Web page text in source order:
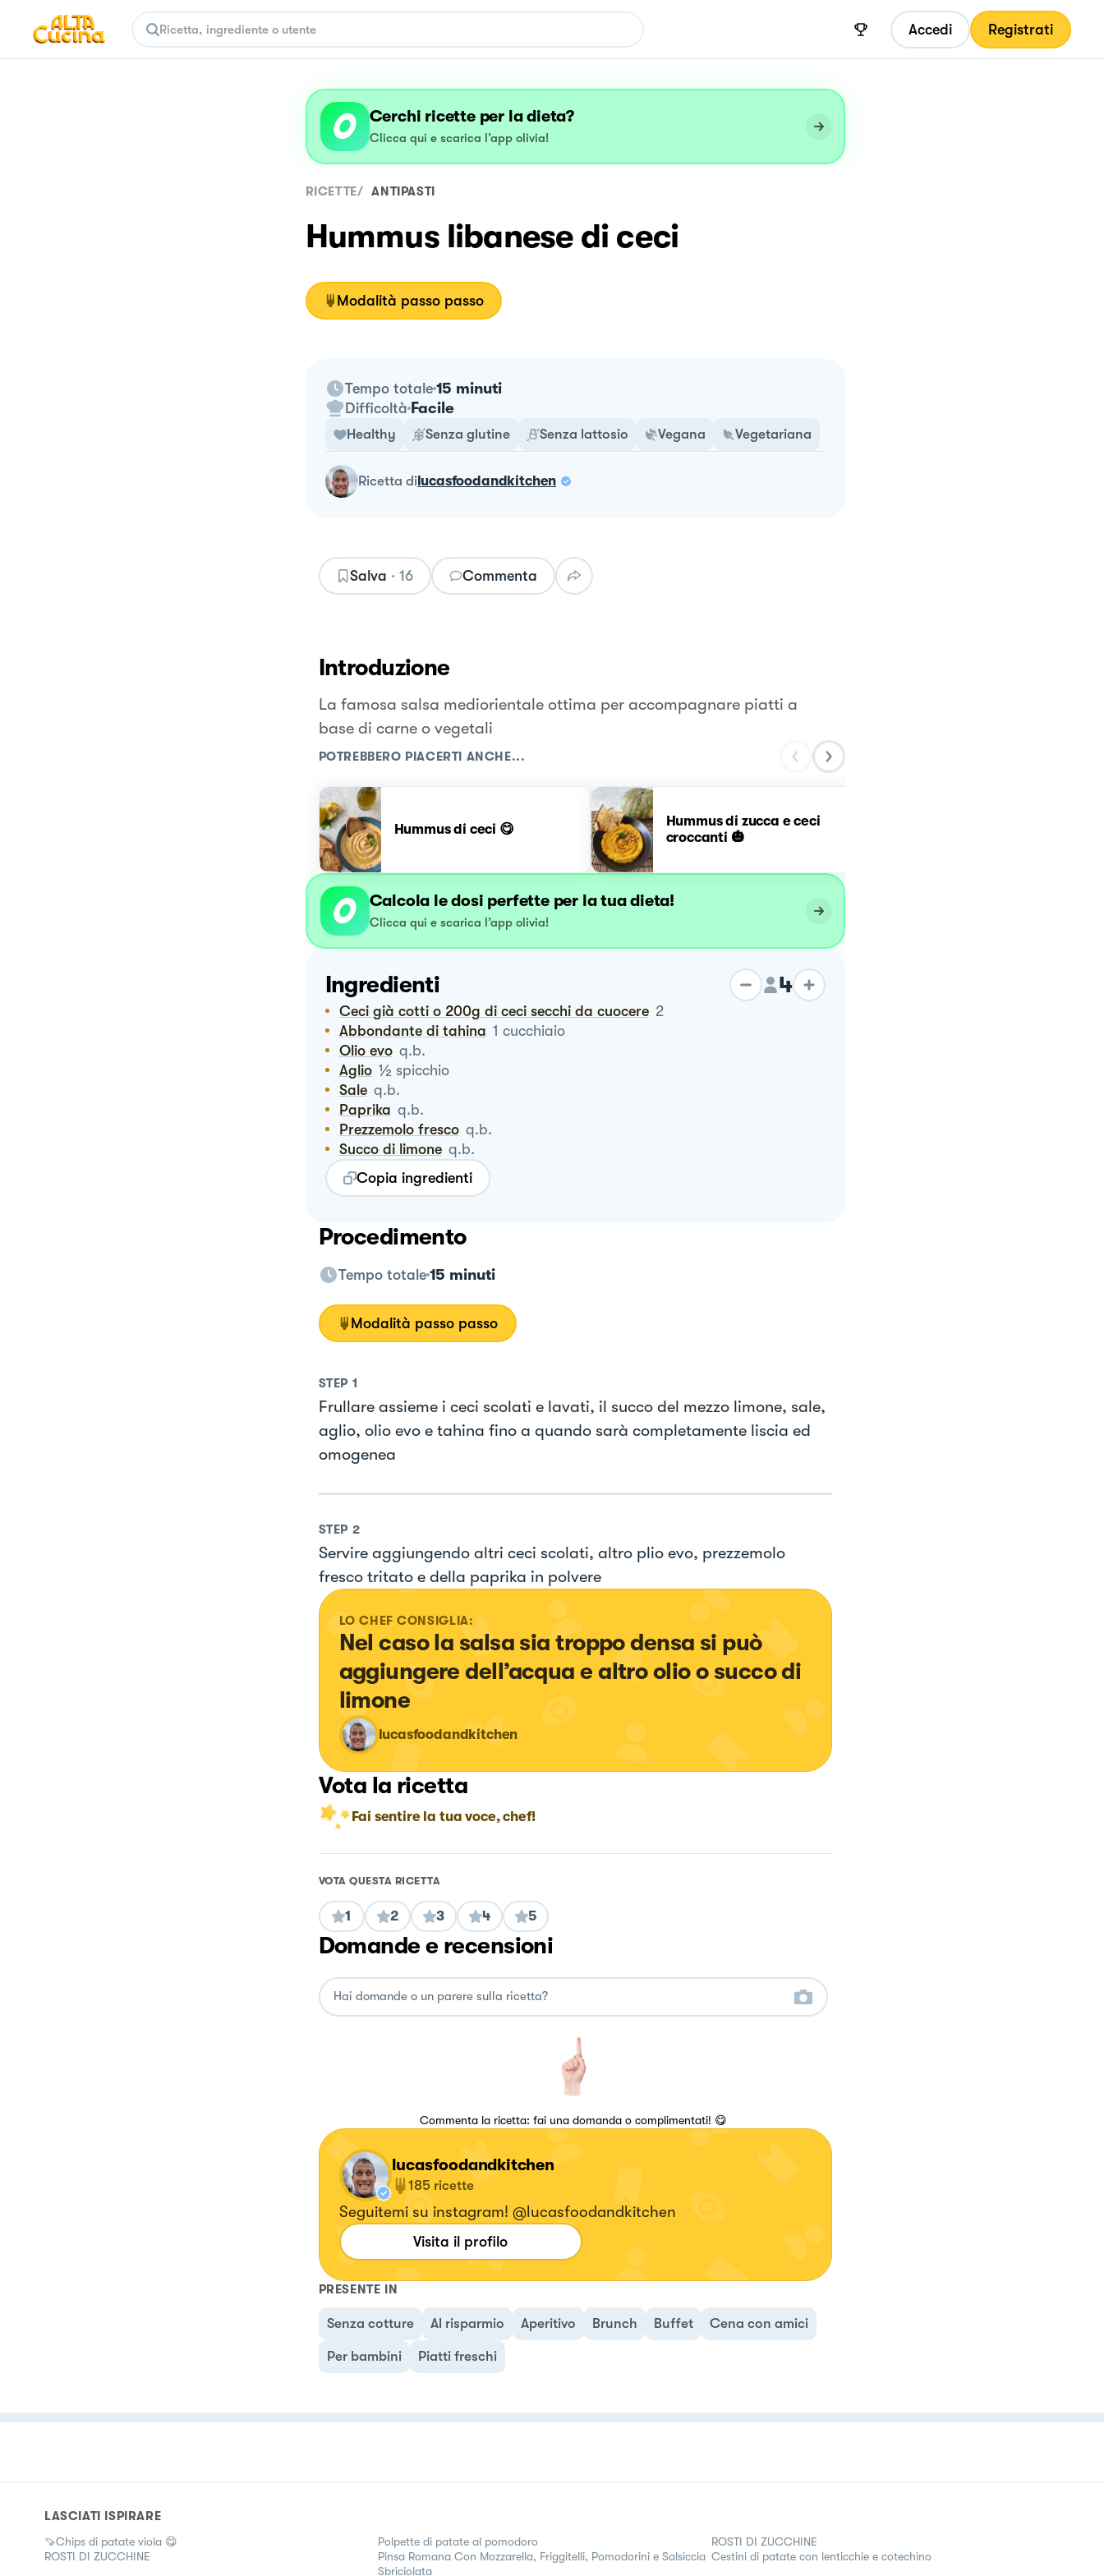
Accedi Registrati
Cerchi ricette per la dieta?
Clicca qui e scarica l’app olivia!
RICETTE/ ANTIPASTI
Hummus libanese di ceci
Modalità passo passo
Tempo totale 15 minuti
Difficoltà Facile
Healthy Senza glutine Senza lattosio Vegana Vegetariana
ricetta dilucasfoodandkitchen
Salva · 16 Commenta
Introduzione
La famosa salsa mediorientale ottima per accompagnare piatti a
base di carne o vegetali
POTREBBERO PIACERTI ANCHE...
Hummus di ceci 😋
Hummus di zucca e ceci
croccanti 🎃
Calcola le dosi perfette per la tua dieta!
Clicca qui e scarica l’app olivia!
Ingredienti 4
Ceci già cotti o 200g di ceci secchi da cuocere 2
Abbondante di tahina 1 cucchiaio
Olio evo q.b.
Aglio ½ spicchio
Sale q.b.
Paprika q.b.
Prezzemolo fresco q.b.
Succo di limone q.b.
Copia ingredienti
Procedimento
Tempo totale 15 minuti
Modalità passo passo
STEP 1
Frullare assieme i ceci scolati e lavati, il succo del mezzo limone, sale,
aglio, olio evo e tahina fino a quando sarà completamente liscia ed
omogenea
STEP 2
Servire aggiungendo altri ceci scolati, altro plio evo, prezzemolo
fresco tritato e della paprika in polvere
LO CHEF CONSIGLIA:
Nel caso la salsa sia troppo densa si può
aggiungere dell’acqua e altro olio o succo di
limone
lucasfoodandkitchen
Vota la ricetta
Fai sentire la tua voce, chef!
VOTA QUESTA RICETTA
1 2 3 4 5
Domande e recensioni
Commenta la ricetta: fai una domanda o complimentati! 😋
lucasfoodandkitchen
185 ricette
Seguitemi su instagram! @lucasfoodandkitchen
Visita il profilo
PRESENTE IN
Senza cotture Al risparmio Aperitivo Brunch Buffet Cena con amici
Per bambini Piatti freschi
LASCIATI ISPIRARE
🍠Chips di patate viola 😋
ROSTI DI ZUCCHINE
Polpette di patate al pomodoro
Pinsa Romana Con Mozzarella, Friggitelli, Pomodorini e Salsiccia
Sbriciolata
ROSTI DI ZUCCHINE
Cestini di patate con lenticchie e cotechino